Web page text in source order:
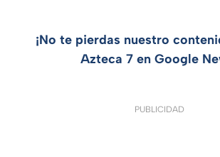
¡No te pierdas nuestro
Azteca 7 en Google
PUBLICIDAD